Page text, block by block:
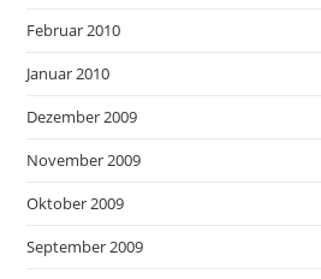
Februar 2010
Januar 2010
Dezember 2009
November 2009
Oktober 2009
September 2009